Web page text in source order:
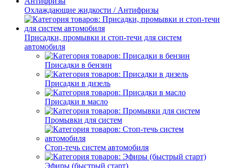
Охлаждающие жидкости / Антифризы
Присадки, промывки и стоп-течи для систем
автомобиля
Присадки в бензин
Присадки в дизель
Присадки в масло
Промывки для систем
Стоп-течь систем автомобиля
Эфиры (быстрый старт)